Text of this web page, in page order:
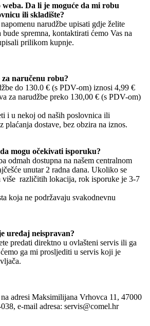
Da li je moguće da mi robu
ili skladište?
narudžbe upisati gdje želite
spremna, kontaktirati ćemo Vas na
prilikom kupnje.
naručenu robu?
do 130.0 € (s PDV-om) iznosi 4,99 €
za narudžbe preko 130,00 € (s PDV-om)
i u nekoj od naših poslovnica ili
plaćanja dostave, bez obzira na iznos.
mogu očekivati isporuku?
odmah dostupna na našem centralnom
unutar 2 radna dana. Ukoliko se
više različitih lokacija, rok isporuke je 3-7
koja ne podržavaju svakodnevnu
uređaj neispravan?
predati direktno u ovlašteni servis ili ga
ga mi prosljediti u servis koji je
adresi Maksimilijana Vrhovca 11, 47000
e-mail adresa: servis@comel.hr